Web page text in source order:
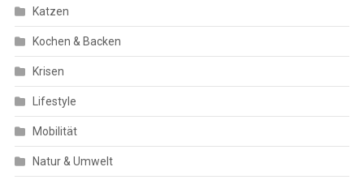
Katzen
Kochen & Backen
Krisen
Lifestyle
Mobilität
Natur & Umwelt